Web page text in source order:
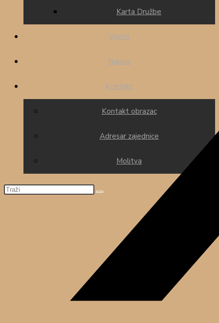
Karta Družbe
Vijesti
Najave
Kontakt
Kontakt obrazac
Adresar zajednice
Molitva
Pretražite